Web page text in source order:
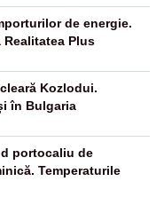
de energie.
Realitatea Plus
Kozlodui.
în Bulgaria
portocaliu de
Temperaturile